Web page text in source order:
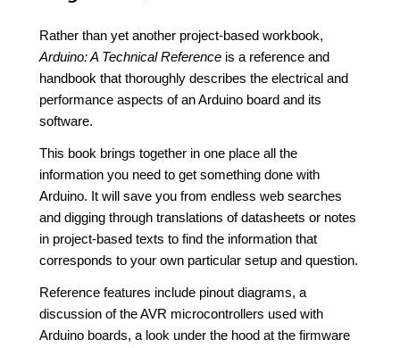
Rather than yet another project-based workbook,
Arduino: A Technical Reference is a reference and
handbook that thoroughly describes the electrical and
performance aspects of an Arduino board and its
software.
This book brings together in one place all the
information you need to get something done with
Arduino. It will save you from endless web searches
and digging through translations of datasheets or notes
in project-based texts to find the information that
corresponds to your own particular setup and question.
Reference features include pinout diagrams, a
discussion of the AVR microcontrollers used with
Arduino boards, a look under the hood at the firmware